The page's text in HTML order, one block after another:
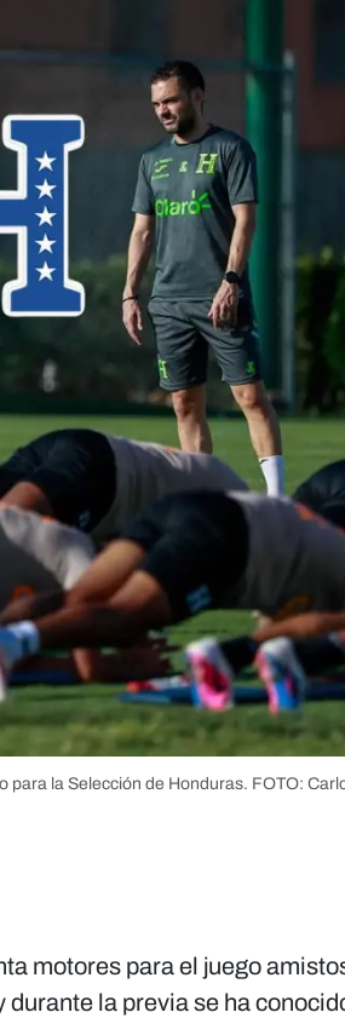
para la Selección de Honduras. FOTO:
motores para el juego
durante la previa se ha